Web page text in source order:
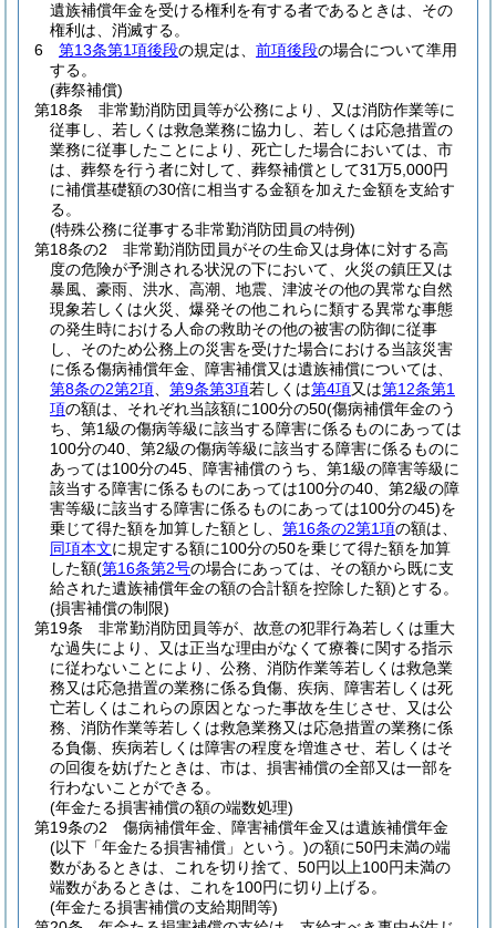
遺族補償年金を受ける権利を有する者であるときは、その
権利は、消滅する。
6
第13条第1項後段の規定は、 前項後段の場合について準用
する。
(葬祭補償)
第18条
非常勤消防団員等が公務により、又は消防作業等に
従事し、若しくは救急業務に協力し、若しくは応急措置の
業務に従事したことにより、死亡した場合においては、市
は、葬祭を行う者に対して、葬祭補償として31万5,000円
に補償基礎額の30倍に相当する金額を加えた金額を支給す
る。
(特殊公務に従事する非常勤消防団員の特例)
第18条の2
非常勤消防団員がその生命又は身体に対する高
度の危険が予測される状況の下において、火災の鎮圧又は
暴風、豪雨、洪水、高潮、地震、津波その他の異常な自然
現象若しくは火災、爆発その他これらに類する異常な事態
の発生時における人命の救助その他の被害の防御に従事
し、そのため公務上の災害を受けた場合における当該災害
に係る傷病補償年金、障害補償又は遺族補償については、
第8条の2第2項
第9条第3項若しくは第4項又は第12条第1
項の額は、それぞれ当該額に100分の50(傷病補償年金のう
ち、第1級の傷病等級に該当する障害に係るものにあっては
100分の40、第2級の傷病等級に該当する障害に係るものに
あっては100分の45、障害補償のうち、第1級の障害等級に
該当する障害に係るものにあっては100分の40、第2級の障
害等級に該当する障害に係るものにあっては100分の45)を
乗じて得た額を加算した額とし、 第16条の2第1項の額は、
同項本文に規定する額に100分の50を乗じて得た額を加算
した額(第16条第2号の場合にあっては、その額から既に支
給された遺族補償年金の額の合計額を控除した額)とする。
(損害補償の制限)
第19条
非常勤消防団員等が、故意の犯罪行為若しくは重大
な過失により、又は正当な理由がなくて療養に関する指示
に従わないことにより、公務、消防作業等若しくは救急業
務又は応急措置の業務に係る負傷、疾病、障害若しくは死
亡若しくはこれらの原因となった事故を生じさせ、又は公
務、消防作業等若しくは救急業務又は応急措置の業務に係
る負傷、疾病若しくは障害の程度を増進させ、若しくはそ
の回復を妨げたときは、市は、損害補償の全部又は一部を
行わないことができる。
(年金たる損害補償の額の端数処理)
第19条の2
傷病補償年金、障害補償年金又は遺族補償年金
(以下「年金たる損害補償」という。)の額に50円未満の端
数があるときは、これを切り捨て、50円以上100円未満の
端数があるときは、これを100円に切り上げる。
(年金たる損害補償の支給期間等)